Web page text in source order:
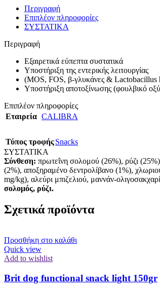
Περιγραφή
Επιπλέον πληροφορίες
ΣΥΣΤΑΤΙΚΑ
Περιγραφή
Εξαιρετικά εύπεπτα συστατικά
Υποστήριξη της εντερικής λειτουργίας
(MOS, FOS, β-γλυκάνες & Lactobacillus
Υποστήριξη αποτοξίνωσης (φουλβικό
Επιπλέον πληροφορίες
Εταιρεία CALIBRA
Τύπος τροφήςSnacks
ΣΥΣΤΑΤΙΚΑ
Σύνθεση: πρωτεΐνη σολομού (26%), ρύζι
(2%), αποξηραμένο δεντρολίβανο (1%),
mg/kg), αλεύρι μπιζελιού, μαννάν-
σολομός, ρύζι.
Σχετικά προϊόντα
Προσθήκη στο καλάθι
Quick view
Add to wishlist
Brit dog functional snack light 150gr